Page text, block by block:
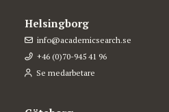
Helsingborg
info@academicsearch.se
+46 (0)70-945 41 96
Se medarbetare